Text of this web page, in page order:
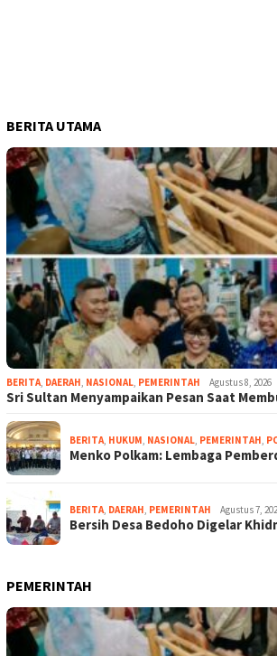
BERITA UTAMA
BERITA, DAERAH, NASIONAL, PEMERINTAH Agustus 8, 2026
Sri Sultan Menyampaikan Pesan Saat
BERITA, HUKUM, NASIONAL, PEMERINTAH,
Menko Polkam: Lembaga
BERITA, DAERAH, PEMERINTAH Agustus 7,
Bersih Desa Bedoho Digelar
PEMERINTAH